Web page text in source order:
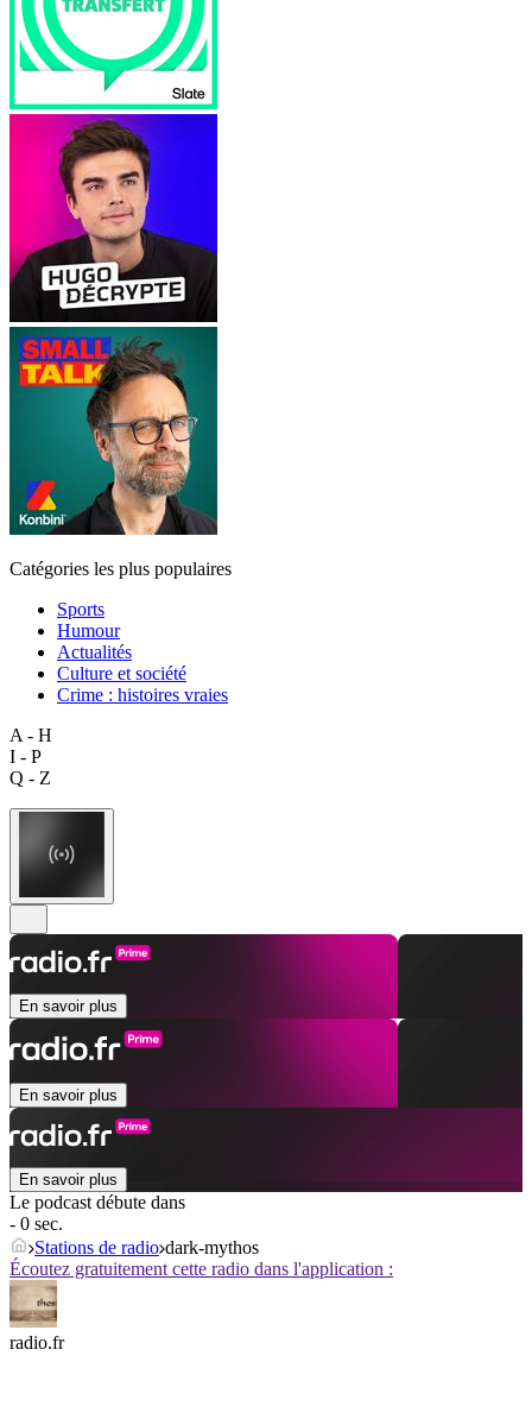
Catégories les plus populaires
Sports
Humour
Actualités
Culture et société
Crime : histoires vraies
A - H
I - P
Q - Z
En savoir plus
En savoir plus
En savoir plus
Le podcast débute dans
- 0 sec.
Stations de radio dark-mythos
Écoutez gratuitement cette radio dans l'application :
radio.fr